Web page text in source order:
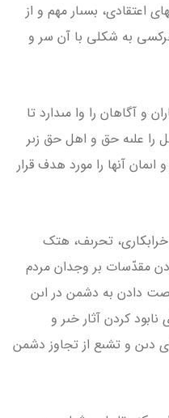
اعتقادى، بسىار مهم و از
به شکلى با آن سر و
و آگاهان را وا مى­دارد تا
را علىه حق و اهل حق زىر
اىمان آن­ها را مورد هدف قرار
خراب­کارى، تحرىف، هتک
مقدّسات بر وجدان مردم
دادن به دشمن در اىن
نابود کردن آثار خىر و
و تشىع از تجاوز دشمن